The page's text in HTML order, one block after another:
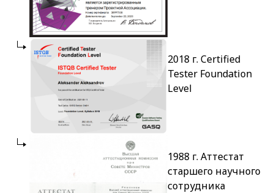
2018 г. Certified
Tester Foundation
Level
1988 г. Аттестат
старшего научного
сотрудника